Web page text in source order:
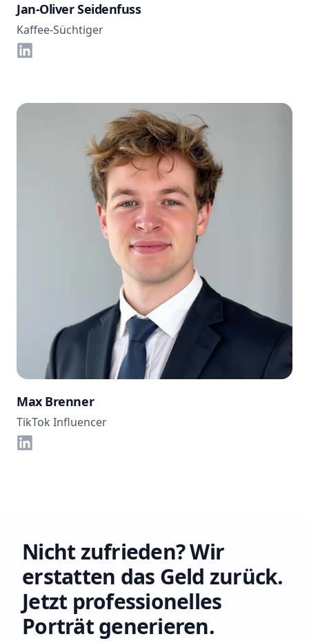
Jan-Oliver Seidenfuss
Kaffee-Süchtiger
LinkedIn
Max Brenner
TikTok Influencer
LinkedIn
Nicht zufrieden? Wir
erstatten das Geld zurück.
Jetzt professionelles
Porträt generieren.